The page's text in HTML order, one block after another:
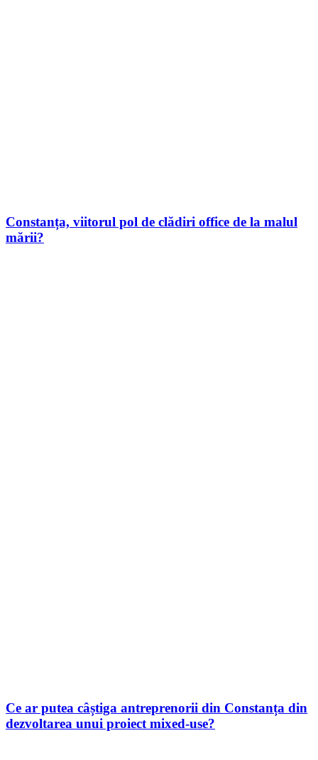
Constanța, viitorul pol de clădiri office de la malul
mării?
Ce ar putea câștiga antreprenorii din Constanța din
dezvoltarea unui proiect mixed-use?